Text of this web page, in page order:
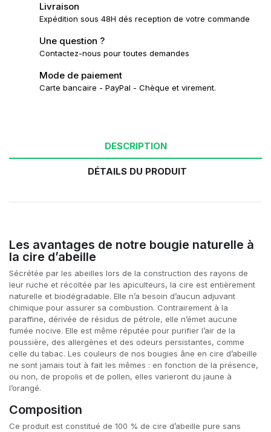
Livraison
Expédition sous 48H dés reception de votre commande
Une question ?
Contactez-nous pour toutes demandes
Mode de paiement
Carte bancaire - PayPal - Chèque et virement.
DESCRIPTION
DÉTAILS DU PRODUIT
Les avantages de notre bougie naturelle à
la cire d’abeille
Sécrétée par les abeilles lors de la construction des rayons de
leur ruche et récoltée par les apiculteurs, la cire est entièrement
naturelle et biodégradable. Elle n’a besoin d’aucun adjuvant
chimique pour assurer sa combustion. Contrairement à la
paraffine, dérivée de résidus de pétrole, elle n’émet aucune
fumée nocive. Elle est même réputée pour purifier l’air de la
poussière, des allergènes et des odeurs persistantes, comme
celle du tabac. Les couleurs de nos bougies âne en cire d’abeille
ne sont jamais tout à fait les mêmes : en fonction de la présence,
ou non, de propolis et de pollen, elles varieront du jaune à
l’orangé.
Composition
Ce produit est constitué de 100 % de cire d’abeille pure sans